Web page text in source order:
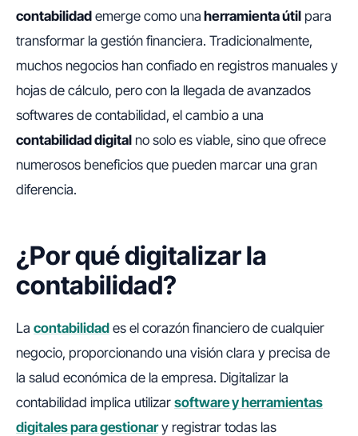
contabilidad emerge como una herramienta útil para
transformar la gestión financiera. Tradicionalmente,
muchos negocios han confiado en registros manuales y
hojas de cálculo, pero con la llegada de avanzados
softwares de contabilidad, el cambio a una
contabilidad digital no solo es viable, sino que ofrece
numerosos beneficios que pueden marcar una gran
diferencia.
¿Por qué digitalizar la
contabilidad?
La contabilidad es el corazón financiero de cualquier
negocio, proporcionando una visión clara y precisa de
la salud económica de la empresa. Digitalizar la
contabilidad implica utilizar software y herramientas
digitales para gestionary registrar todas las